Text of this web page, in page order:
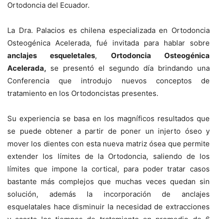
Ortodoncia del Ecuador.
La Dra. Palacios es chilena especializada en Ortodoncia
Osteogénica Acelerada, fué invitada para hablar sobre
anclajes esqueletales, Ortodoncia Osteogénica
Acelerada, se presentó el segundo día brindando una
Conferencia que introdujo nuevos conceptos de
tratamiento en los Ortodoncistas presentes.
Su experiencia se basa en los magníficos resultados que
se puede obtener a partir de poner un injerto óseo y
mover los dientes con esta nueva matriz ósea que permite
extender los límites de la Ortodoncia, saliendo de los
límites que impone la cortical, para poder tratar casos
bastante más complejos que muchas veces quedan sin
solución, además la incorporación de anclajes
esquelatales hace disminuir la necesidad de extracciones